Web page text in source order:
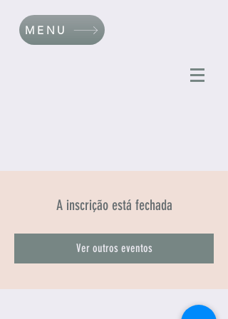
MENU
A inscrição está fechada
Ver outros eventos